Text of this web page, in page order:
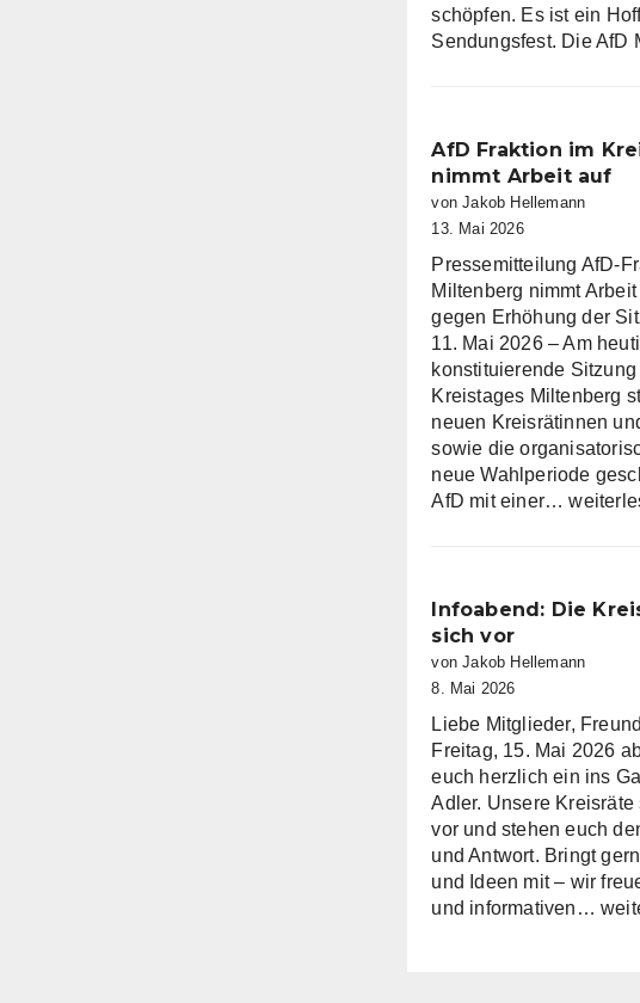
schöpfen. Es ist ein
Sendungsfest. Die
AfD Fraktion im
nimmt Arbeit auf
von Jakob Hellemann
13. Mai 2026
Pressemitteilung AfD-
Miltenberg nimmt
gegen Erhöhung der
11. Mai 2026 – Am
konstituierende
Kreistages Miltenberg
neuen Kreisrätinnen
sowie die
neue Wahlperiode
AfD mit einer…AfD
Arbeit
Infoabend: Die
sich vor
von Jakob Hellemann
8. Mai 2026
Liebe Mitglieder,
Freitag, 15. Mai 2026
euch herzlich ein ins
Adler. Unsere
vor und stehen euch
und Antwort. Bringt
und Ideen mit – wir
und informativen…